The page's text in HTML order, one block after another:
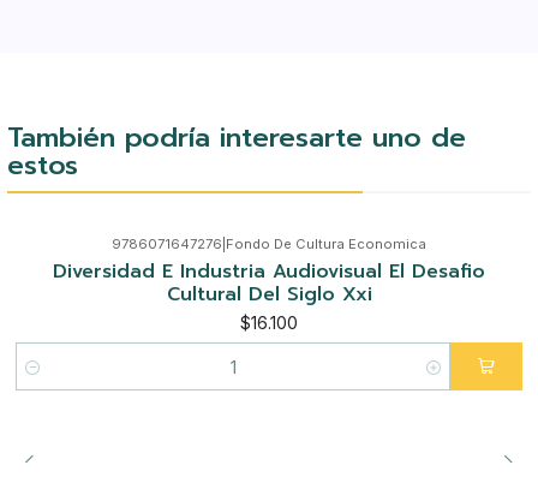
También podría interesarte uno de
estos
9786071647276 Fondo De Cultura Economica
Diversidad E Industria Audiovisual El Desafio
Cultural Del Siglo Xxi
$16.100
Cantidad